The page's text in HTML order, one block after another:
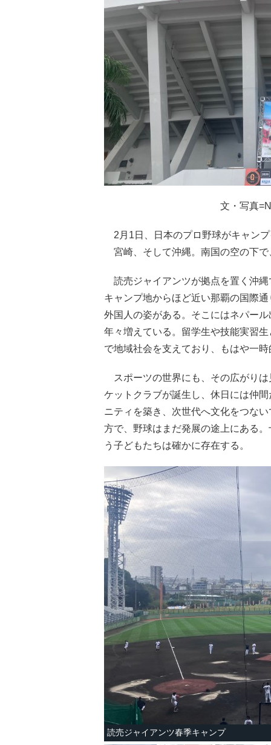
文・写真
2月1日、日本のプロ野球がキャン
宮崎、そして沖縄。南国の空の下
読売ジャイアンツが拠点を置く沖
キャンプ地からほど近い那覇の国際
外国人の姿がある。そこにはネパー
年々増えている。留学生や技能実習
で地域社会を支えており、もはや一
スポーツの世界にも、その広がり
ケットクラブが誕生し、休日には仲
ニティを築き、次世代へ文化をつな
方で、野球はまだ発展の途上にある
う子どもたちは確かに存在する。
読売ジャイアンツ春季キャンプ